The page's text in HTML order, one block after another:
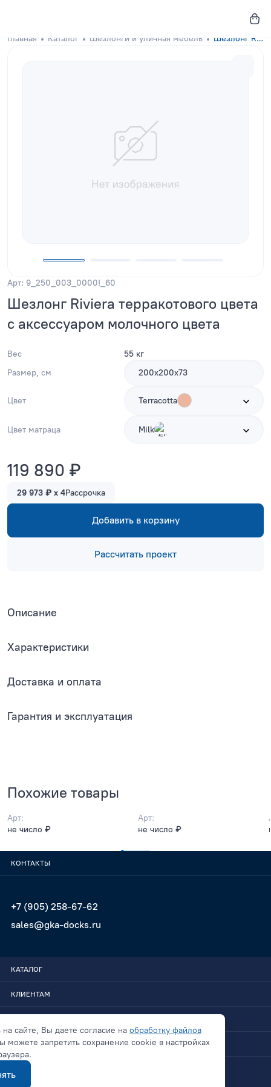
Главная Каталог Шезлонги и уличная мебель Шезлонг Riviera Terracotta с аксессуаром молочного цвета
Арт: 9_250_003_0000!_60
Шезлонг Riviera терракотового цвета
с аксессуаром молочного цвета
Вес
55 кг
Размер, см
200х200х73
Цвет Terracotta
Цвет матраца Milk
119 890 ₽
29 973 ₽ x 4Рассрочка
Добавить в корзину
Рассчитать проект
Описание
Характеристики
Доставка и оплата
Гарантия и эксплуатация
Похожие товары
Арт:
не число ₽
Арт:
не число ₽
КОНТАКТЫ
+7 (905) 258-67-62
sales@gka-docks.ru
КАТАЛОГ
КЛИЕНТАМ
СВЯЗАТЬСЯ
на сайте, Вы даете согласие на обработку файлов
можете запретить сохранение cookie в настройках